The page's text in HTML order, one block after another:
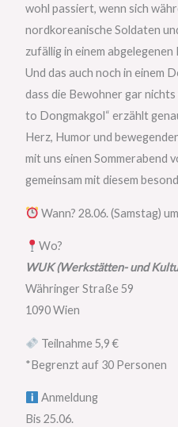
wohl passiert, wenn sich
nordkoreanische Soldaten
zufällig in einem
Und das auch noch in einem
dass die Bewohner gar
to Dongmakgol“ erzählt
Herz, Humor und
mit uns einen Sommerabend
gemeinsam mit diesem
Wann? 28.06. (Samstag) um
Wo?
WUK (Werkstätten- und
Währinger Straße 59
1090 Wien
Teilnahme 5,9 €
*Begrenzt auf 30 Personen
Anmeldung
Bis 25.06.